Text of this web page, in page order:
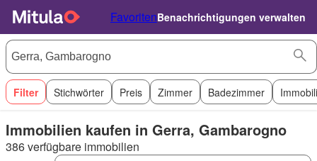
FavoritenBenachrichtigungen verwalten
Filter Stichwörter Preis Zimmer Badezimmer
Immobilien kaufen in Gerra, Gambarogno
386 verfügbare immobilien